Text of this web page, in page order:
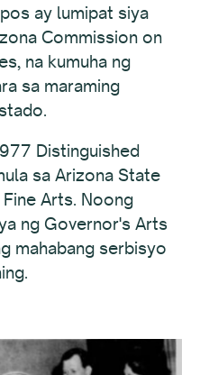
ay lumipat siya
Commission on
na kumuha ng
sa maraming
Distinguished
sa Arizona State
Arts. Noong
ng Governor's Arts
mahabang serbisyo